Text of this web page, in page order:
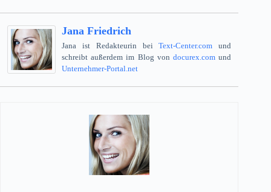
Jana Friedrich
Jana ist Redakteurin beiText-Center.com und
schreibt außerdem im Blog vondocurex.com und
Unternehmer-Portal.net